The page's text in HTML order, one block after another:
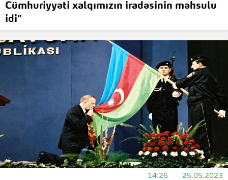
Cümhuriyyəti xalqımızın iradəsinin məhsulu
idi”
14:26 25.05.2023